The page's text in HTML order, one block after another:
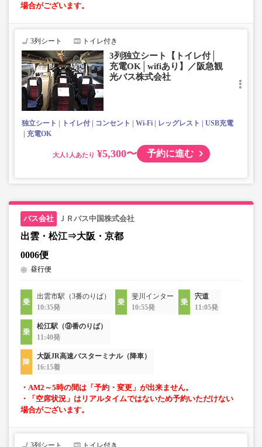
場合がございます。
3列シート トイレ付き
3列独立シート【トイレ付│
充電OK│wifiあり】／阪急観
光バス株式会社
独立シート トイレ付 コンセント Wi-Fi レッグレスト
USB充電
充電OK
大人 ¥5,300〜 予約に進む
ＪＲバス中国株式会社
出雲・松江⇒大阪・京都
0006便
昼行便
出雲市駅（3番のりば）
10:35発
斐川インター
10:55発
宍道
11:05発
松江駅（⑨番のりば）
11:40発
大阪JR高速バスターミナル（降車）
16:15着
・AM2～5時の間は「予約・変更」が出来ません。
・「空席状況」はリアルタイムではないため予約いただけない
場合がございます。
3列シート トイレ付き